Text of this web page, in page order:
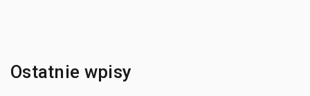
Ostatnie wpisy